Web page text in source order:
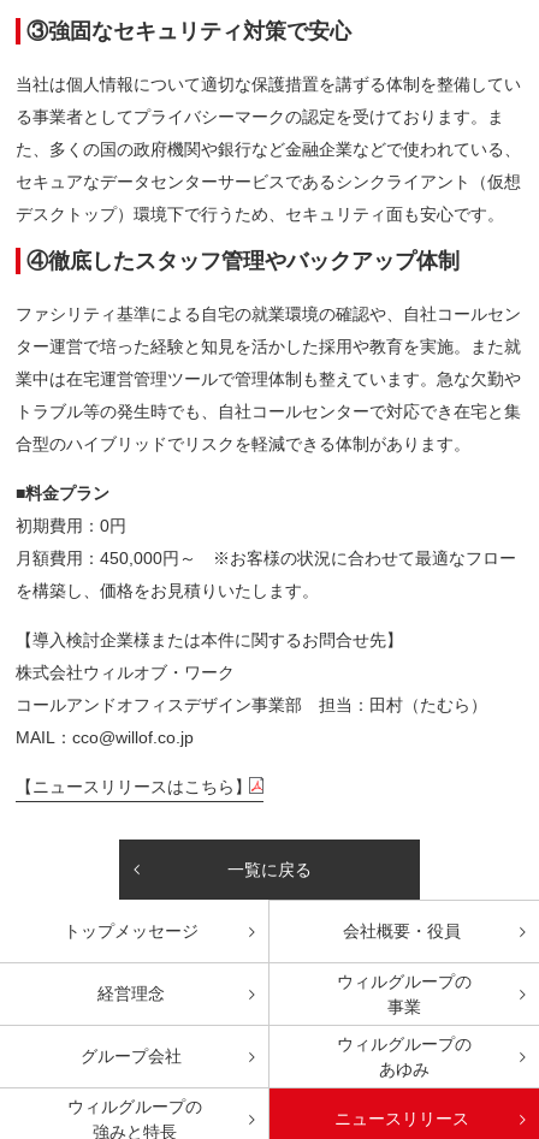
③強固なセキュリティ対策で安心
当社は個人情報について適切な保護措置を講ずる体制を整備してい
る事業者としてプライバシーマークの認定を受けております。ま
た、多くの国の政府機関や銀行など金融企業などで使われている、
セキュアなデータセンターサービスであるシンクライアント（仮想
デスクトップ）環境下で行うため、セキュリティ面も安心です。
④徹底したスタッフ管理やバックアップ体制
ファシリティ基準による自宅の就業環境の確認や、自社コールセン
ター運営で培った経験と知見を活かした採用や教育を実施。また就
業中は在宅運営管理ツールで管理体制も整えています。急な欠勤や
トラブル等の発生時でも、自社コールセンターで対応でき在宅と集
合型のハイブリッドでリスクを軽減できる体制があります。
■料金プラン
初期費用：0円
月額費用：450,000円～ ※お客様の状況に合わせて最適なフロー
を構築し、価格をお見積りいたします。
【導入検討企業様または本件に関するお問合せ先】
株式会社ウィルオブ・ワーク
コールアンドオフィスデザイン事業部 担当：田村（たむら）
MAIL：cco@willof.co.jp
【ニュースリリースはこちら】
一覧に戻る
トップメッセージ 会社概要・役員
経営理念
ウィルグループの
事業
グループ会社
ウィルグループの
あゆみ
ウィルグループの
強みと特長
ニュースリリース